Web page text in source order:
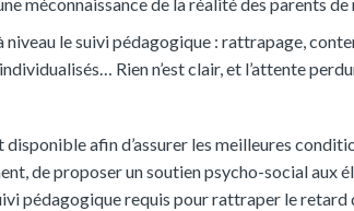
le suivi pédagogique : rattrapage,
Rien n’est clair, et l’attente
afin d’assurer les meilleures
de proposer un soutien psycho-social aux
pédagogique requis pour rattraper le retard